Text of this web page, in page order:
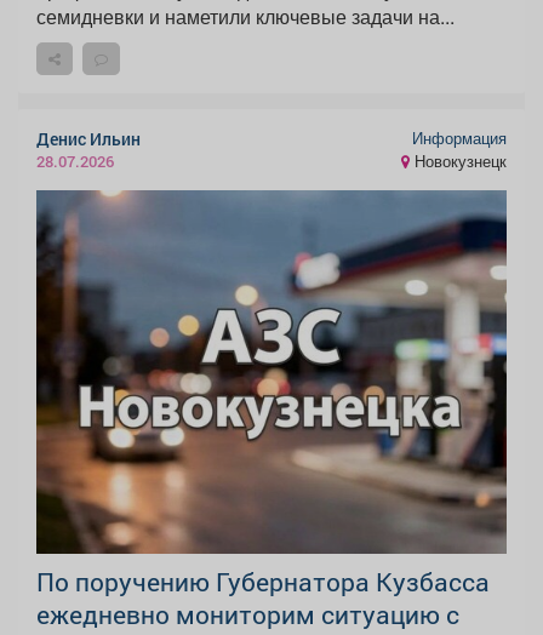
семидневки и наметили ключевые задачи на...
Денис Ильин
28.07.2026
Информация
Новокузнецк
По поручению Губернатора Кузбасса
ежедневно мониторим ситуацию с